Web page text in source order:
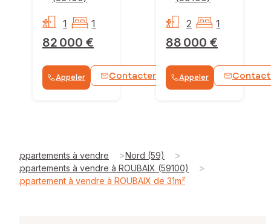
82 000 €
1 1
Appeler Contacter WhatsApp
88 000 €
2 1
Appeler
Appartements à vendre >Nord (59) >
Appartements à vendre à ROUBAIX (59100) >
Appartement à vendre à ROUBAIX de 31m²